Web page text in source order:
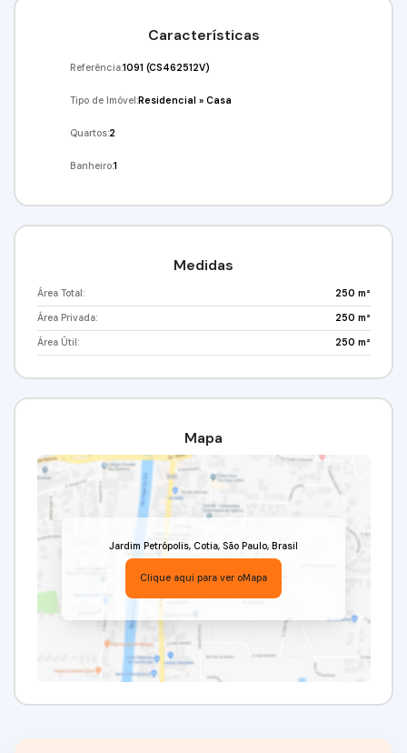
Características
Referência:1091 (CS462512V)
Tipo de Imóvel:Residencial »Casa
Quartos:2
Banheiro:1
Medidas
Área Total: 250 m²
Área Privada: 250 m²
Área Útil: 250 m²
Mapa
Jardim Petrópolis, Cotia, São Paulo, Brasil
Clique aqui para ver oMapa